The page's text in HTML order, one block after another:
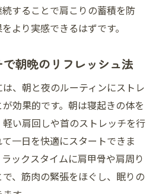
することで肩こりの蓄積を防
より実感できるはずです。
朝晩のリフレッシュ法
、朝と夜のルーティンにストレ
効果的です。朝は寝起きの体を
い肩回しや首のストレッチを行
一日を快適にスタートできま
ックスタイムに肩甲骨や肩周り
、筋肉の緊張をほぐし、眠りの